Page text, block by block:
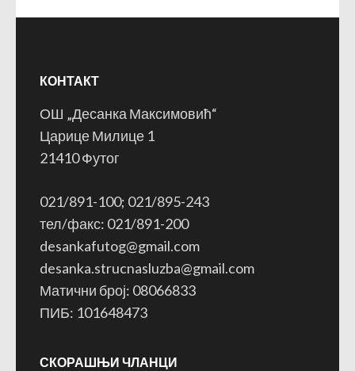
КОНТАКТ
ОШ „Десанка Максимовић“
Царице Милице 1
21410 Футог
021/891-100; 021/895-243
тел/факс: 021/891-200
desankafutog@gmail.com
desanka.strucnasluzba@gmail.com
Матични број: 08066833
ПИБ: 101648473
СКОРАШЊИ ЧЛАНЦИ